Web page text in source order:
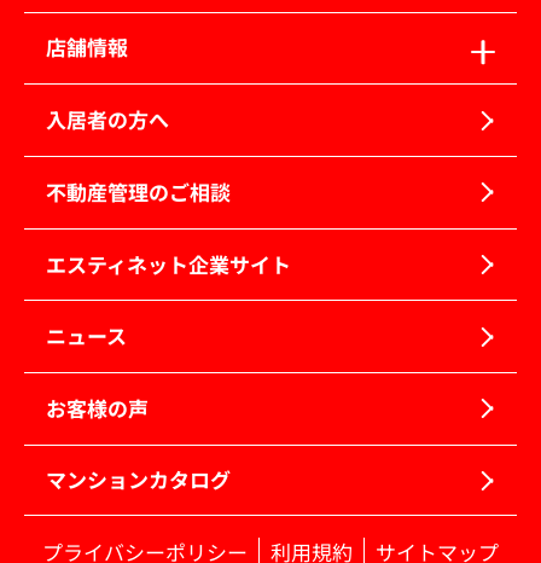
店舗情報
入居者の方へ
不動産管理のご相談
エスティネット企業サイト
ニュース
お客様の声
マンションカタログ
プライバシーポリシー 利用規約 サイトマップ